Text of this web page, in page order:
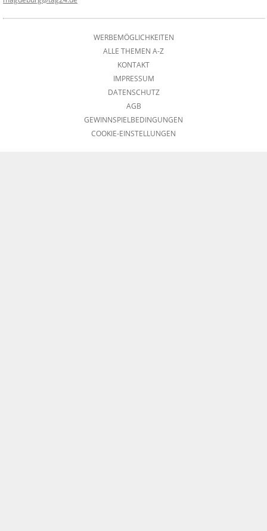
WERBEMÖGLICHKEITEN
ALLE THEMEN A-Z
KONTAKT
IMPRESSUM
DATENSCHUTZ
AGB
GEWINNSPIELBEDINGUNGEN
COOKIE-EINSTELLUNGEN